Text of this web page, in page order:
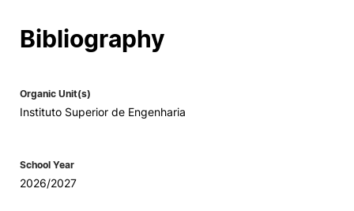
Social Action
RRP Projects
Bibliography
Organic Unit(s)
Instituto Superior de Engenharia
School Year
2026/2027